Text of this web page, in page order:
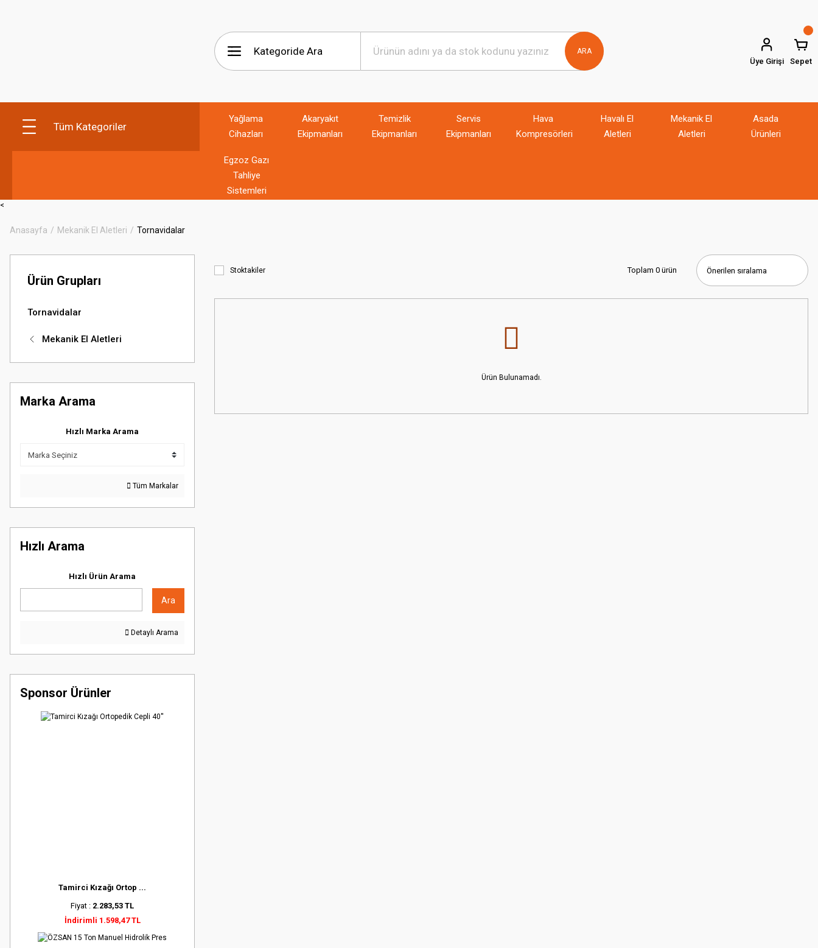
ARA
Üye Girişi Sepet
Tüm Kategoriler
Yağlama
Cihazları
Akaryakıt
Ekipmanları
Temizlik
Ekipmanları
Servis
Ekipmanları
Hava
Kompresörleri
Havalı El
Aletleri
Mekanik El
Aletleri
Asada
Ürünleri
Egzoz Gazı
Tahliye
Sistemleri
<
Anasayfa Mekanik El Aletleri Tornavidalar
Ürün Grupları
Tornavidalar
Mekanik El Aletleri
Marka Arama
Hızlı Marka Arama
Tüm Markalar
Hızlı Arama
Hızlı Ürün Arama
Ara
Detaylı Arama
Sponsor Ürünler
Tamirci Kızağı Ortop ...
Fiyat : 2.283,53 TL
İndirimli 1.598,47 TL
Stoktakiler Toplam 0 ürün
Ürün Bulunamadı.